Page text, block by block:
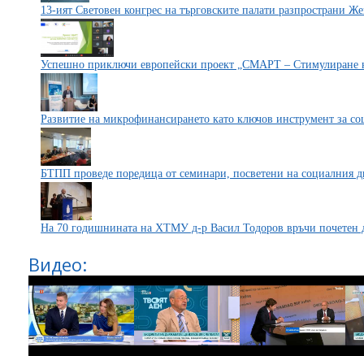
13-ият Световен конгрес на търговските палати разпространи
Успешно приключи европейски проект „СМАРТ – Стимулиране
Развитие на микрофинансирането като ключов инструмент за
БТПП проведе поредица от семинари, посветени на социалния
На 70 годишнината на ХТМУ д-р Васил Тодоров връчи почетен
Видео: